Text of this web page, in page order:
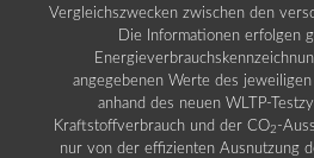
Vergleichszwecken zwischen den
Die Informationen erfolgen
angegebenen Werte des
anhand des neuen WLTP-
Kraftstoffverbrauch und der CO2 -
nur von der effizienten Ausnutzung